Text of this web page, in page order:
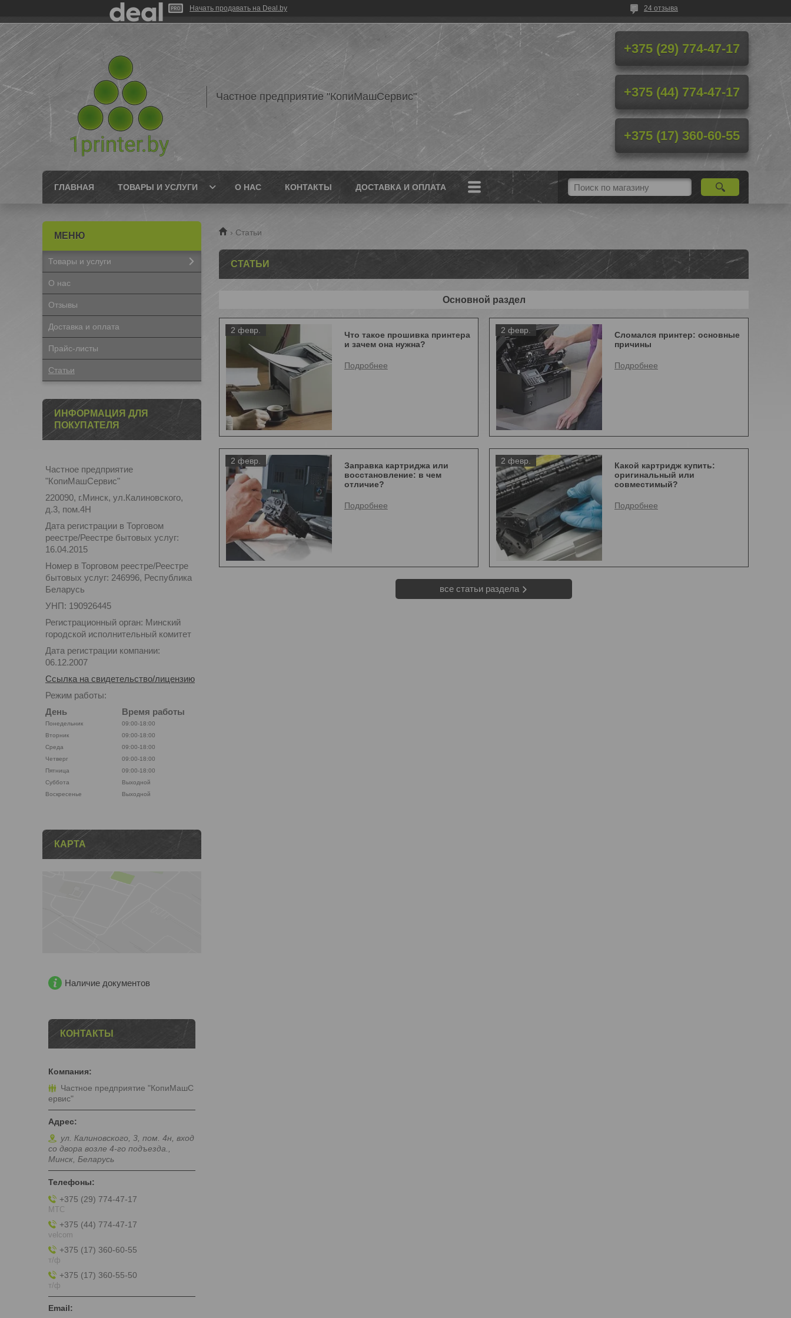
Начать продавать на Deal.by 24 отзыва
Частное предприятие "КопиМашСервис"
+375 (29) 774-47-17
+375 (44) 774-47-17
+375 (17) 360-60-55
ГЛАВНАЯ ТОВАРЫ И УСЛУГИ О НАС КОНТАКТЫ ДОСТАВКА И ОПЛАТА
Статьи
СТАТЬИ
Основной раздел
2 февр.
Что такое прошивка принтера
и зачем она нужна?
2 февр.
Сломался принтер: основные
причины
2 февр.
Заправка картриджа или
восстановление: в чем
отличие?
2 февр.
Какой картридж купить:
оригинальный или
совместимый?
все статьи раздела
Товары и услуги
О нас
Отзывы
Доставка и оплата
Прайс-листы
Статьи
ИНФОРМАЦИЯ ДЛЯ
ПОКУПАТЕЛЯ
Частное предприятие
"КопиМашСервис"
220090, г.Минск, ул.Калиновского,
д.3, пом.4Н
Дата регистрации в Торговом
реестре/Реестре бытовых услуг:
16.04.2015
Номер в Торговом реестре/Реестре
бытовых услуг: 246996, Республика
Беларусь
УНП: 190926445
Регистрационный орган: Минский
городской исполнительный комитет
Дата регистрации компании:
06.12.2007
Ссылка на свидетельство/лицензию
Режим работы:
День
Время работы
Понедельник
09:00-18:00
Вторник
09:00-18:00
Среда
09:00-18:00
Четверг
09:00-18:00
Пятница
09:00-18:00
Суббота
Выходной
Воскресенье
Выходной
КАРТА
Наличие документов
КОНТАКТЫ
Частное предприятие "КопиМашС
ервис"
ул. Калиновского, 3, пом. 4н, вход
со двора возле 4-го подъезда.,
Минск, Беларусь
+375 (29) 774-47-17
МТС
+375 (44) 774-47-17
velcom
+375 (17) 360-60-55
т/ф
+375 (17) 360-55-50
т/ф